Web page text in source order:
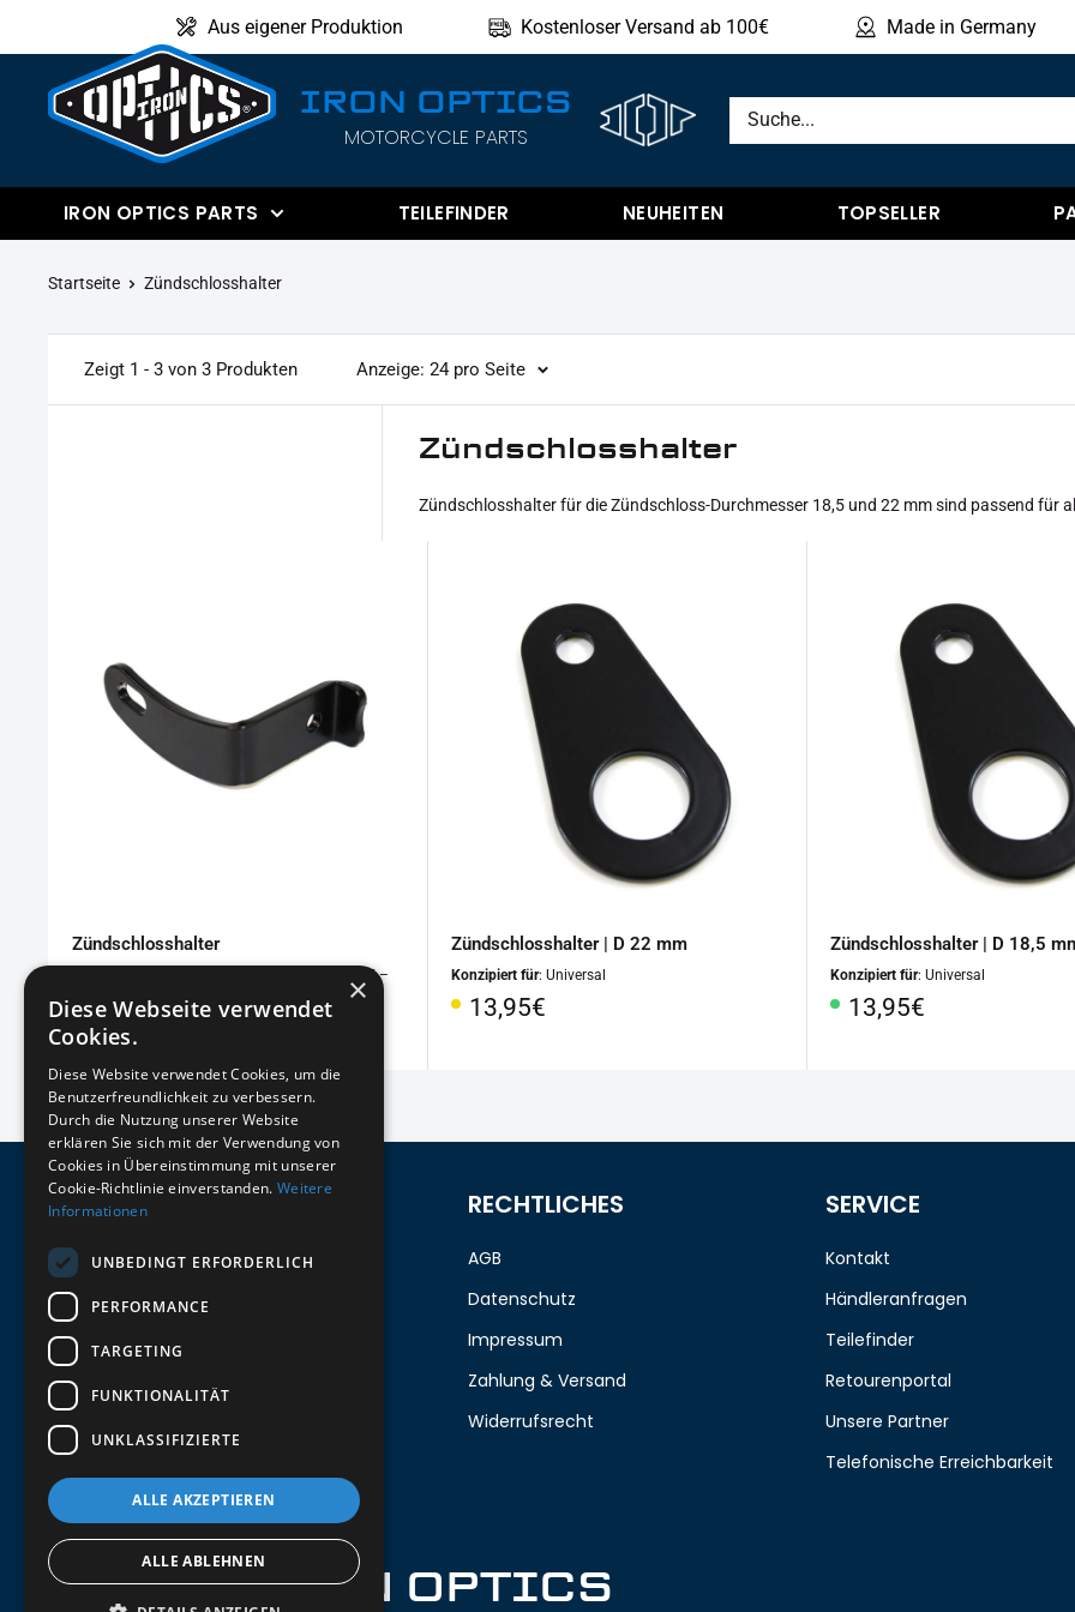
zum
Aus eigener Produktion Kostenloser Versand ab 100€ Made in Germany
IRON
IRON OPTICS
MOTORCYCLE PARTS
IRON OPTICS PARTS TEILEFINDER NEUHEITEN TOPSELLER
Startseite Zündschlosshalter
Zeigt 1 - 3 von 3 Produkten Anzeige: 24 pro Seite
Zündschlosshalter
Zündschlosshalter für die Zündschloss-Durchmesser 18,5 und 22 mm sind passend für
Zündschlosshalter
: Harley-Davidson Sportster Bj. 07 –
Sonderpreis
25,95€
Zündschlosshalter | D 22 mm
Konzipiert für: Universal
Sonderpreis
13,95€
Zündschlosshalter | D 18,5
Konzipiert für: Universal
Sonderpreis
13,95€
ZUM NEWSLETTER ANMELDEN
Melde dich jetzt zum Newsletter an
und erhalte 5%
Bestellung.
Deine Email
RECHTLICHES
AGB
Datenschutz
Impressum
Zahlung & Versand
Widerrufsrecht
SERVICE
Kontakt
Händleranfragen
Teilefinder
Retourenportal
Unsere Partner
Telefonische Erreichbarkeit
IRON OPTICS
×
Diese Webseite verwendet
Cookies.
Diese Website verwendet Cookies, um die
Benutzerfreundlichkeit zu verbessern.
Durch die Nutzung unserer Website
erklären Sie sich mit der Verwendung von
Cookies in Übereinstimmung mit unserer
Cookie-Richtlinie einverstanden. Weitere
Informationen
UNBEDINGT ERFORDERLICH
PERFORMANCE
TARGETING
FUNKTIONALITÄT
UNKLASSIFIZIERTE
ALLE AKZEPTIEREN
ALLE ABLEHNEN